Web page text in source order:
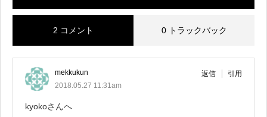
2 コメント 0 トラックバック
mekkukun
2018.05.27 11:31am
返信 引用
kyokoさんへ